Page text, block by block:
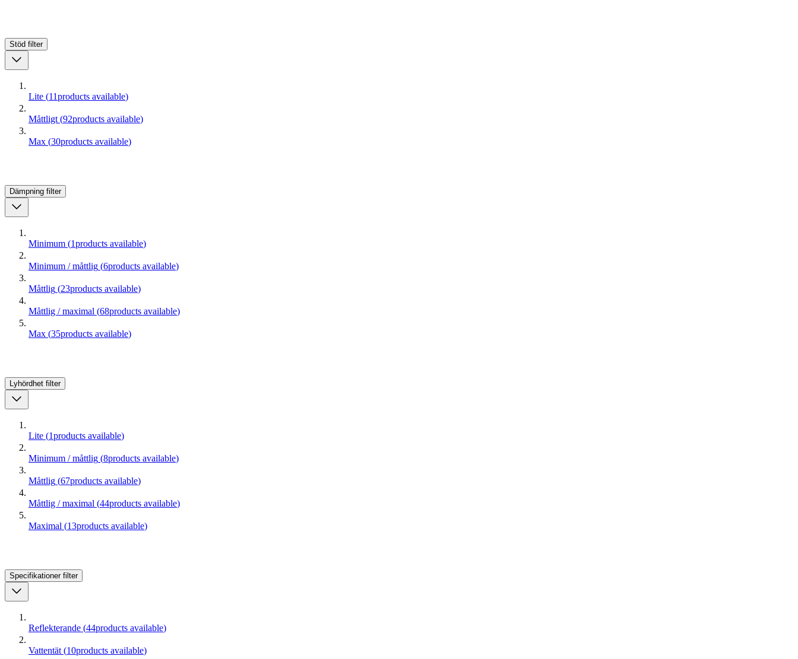
Stöd filter
Lite (11products available)
Måttligt (92products available)
Max (30products available)
Dämpning filter
Minimum (1products available)
Minimum / måttlig (6products available)
Måttlig (23products available)
Måttlig / maximal (68products available)
Max (35products available)
Lyhördhet filter
Lite (1products available)
Minimum / måttlig (8products available)
Måttlig (67products available)
Måttlig / maximal (44products available)
Maximal (13products available)
Specifikationer filter
Reflekterande (44products available)
Vattentät (10products available)